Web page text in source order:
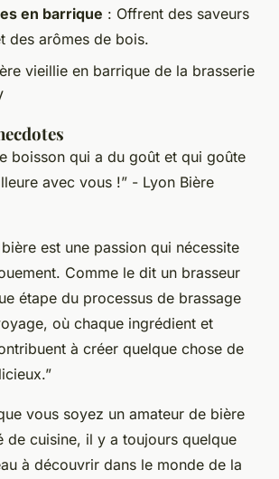
en barrique : Offrent des saveurs
des arômes de bois.
vieillie en barrique de la brasserie
boisson qui a du goût et qui goûte
avec vous !” - Lyon Bière
est une passion qui nécessite
Comme le dit un brasseur
étape du processus de brassage
où chaque ingrédient et
à créer quelque chose de
vous soyez un amateur de bière
de cuisine, il y a toujours quelque
à découvrir dans le monde de la